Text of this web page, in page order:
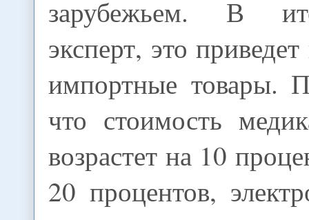
зарубежьем. В
эксперт, это
импортные товары.
что стоимость
возрастет на 10
20 процентов,